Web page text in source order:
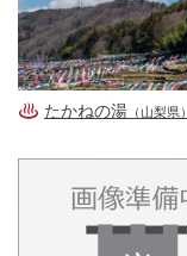
たかねの湯 （山梨県）